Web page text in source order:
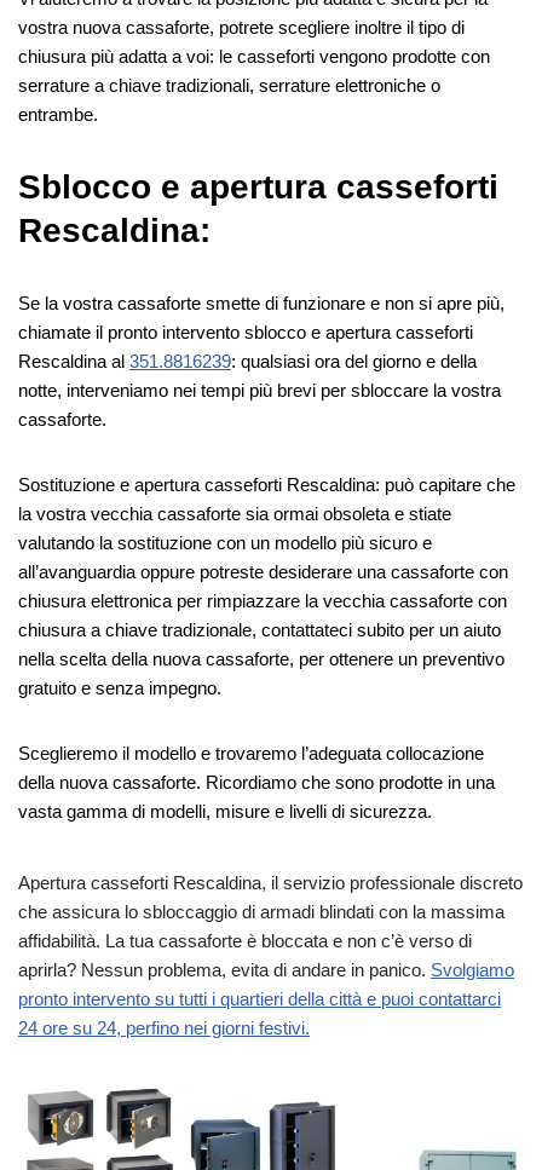
vostra nuova cassaforte, potrete scegliere inoltre il tipo di
chiusura più adatta a voi: le casseforti vengono prodotte con
serrature a chiave tradizionali, serrature elettroniche o
entrambe.
Sblocco e apertura casseforti
Rescaldina:
Se la vostra cassaforte smette di funzionare e non si apre più,
chiamate il pronto intervento sblocco e apertura casseforti
Rescaldina al 351.8816239: qualsiasi ora del giorno e della
notte, interveniamo nei tempi più brevi per sbloccare la vostra
cassaforte.
Sostituzione e apertura casseforti Rescaldina: può capitare che
la vostra vecchia cassaforte sia ormai obsoleta e stiate
valutando la sostituzione con un modello più sicuro e
all’avanguardia oppure potreste desiderare una cassaforte con
chiusura elettronica per rimpiazzare la vecchia cassaforte con
chiusura a chiave tradizionale, contattateci subito per un aiuto
nella scelta della nuova cassaforte, per ottenere un preventivo
gratuito e senza impegno.
Sceglieremo il modello e trovaremo l’adeguata collocazione
della nuova cassaforte. Ricordiamo che sono prodotte in una
vasta gamma di modelli, misure e livelli di sicurezza.
Apertura casseforti Rescaldina, il servizio professionale discreto
che assicura lo sbloccaggio di armadi blindati con la massima
affidabilità. La tua cassaforte è bloccata e non c’è verso di
aprirla? Nessun problema, evita di andare in panico. Svolgiamo
pronto intervento su tutti i quartieri della città e puoi contattarci
24 ore su 24, perfino nei giorni festivi.